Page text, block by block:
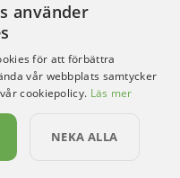
använder
för att förbättra
vår webbplats samtycker
cookiepolicy. Läs mer
NEKA ALLA